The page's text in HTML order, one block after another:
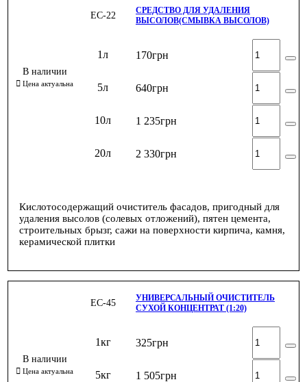
ЕС-22
СРЕДСТВО ДЛЯ УДАЛЕНИЯ
ВЫСОЛОВ(СМЫВКА ВЫСОЛОВ)
1л 170грн
5л 640грн
10л 1 235грн
20л 2 330грн
Кислотосодержащий очиститель фасадов, пригодный для
удаления высолов (солевых отложений), пятен цемента,
строительных брызг, сажи на поверхности кирпича, камня,
керамической плитки
ЕС-45
УНИВЕРСАЛЬНЫЙ ОЧИСТИТЕЛЬ
СУХОЙ КОНЦЕНТРАТ (1:20)
1кг 325грн
5кг 1 505грн